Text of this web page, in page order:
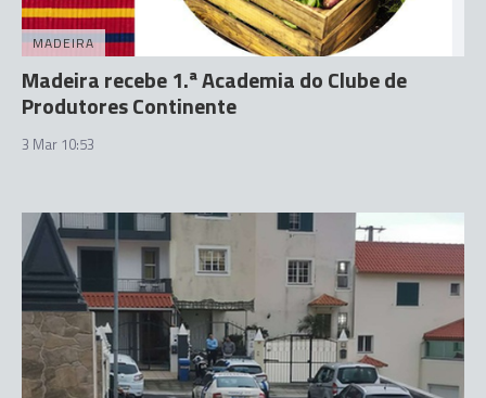
MADEIRA
Madeira recebe 1.ª Academia do Clube de
Produtores Continente
3 Mar 10:53